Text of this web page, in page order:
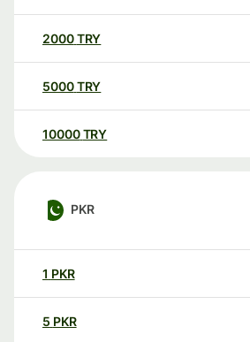
2000TRY
5000TRY
10000 TRY
PKR
1 PKR
5 PKR